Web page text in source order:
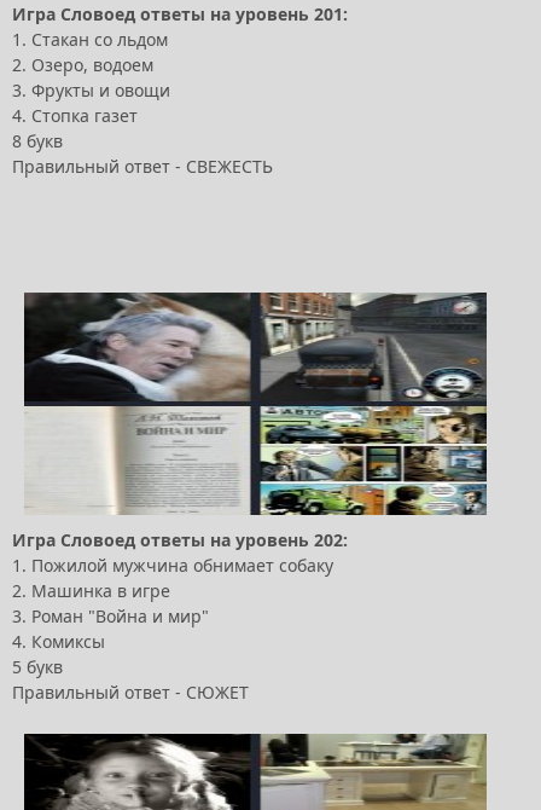
Игра Словоед ответы на уровень 201:
1. Стакан со льдом
2. Озеро, водоем
3. Фрукты и овощи
4. Стопка газет
8 букв
Правильный ответ - СВЕЖЕСТЬ
Игра Словоед ответы на уровень 202:
1. Пожилой мужчина обнимает собаку
2. Машинка в игре
3. Роман "Война и мир"
4. Комиксы
5 букв
Правильный ответ - СЮЖЕТ